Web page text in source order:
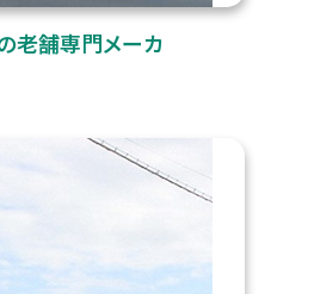
老舗専門メーカ